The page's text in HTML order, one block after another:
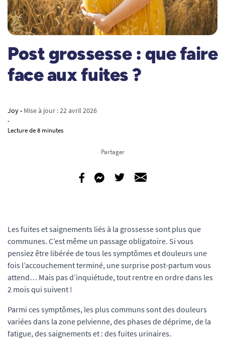
Post grossesse : que faire
face aux fuites ?
Joy• Mise à jour :22 avril 2026
-
Lecture de 8 minutes
Partager
Les fuites et saignements liés à la grossesse sont plus que
communes. C’est même un passage obligatoire. Si vous
pensiez être libérée de tous les symptômes et douleurs une
fois l’accouchement terminé, une surprise post-partum vous
attend… Mais pas d’inquiétude, tout rentre en ordre dans les
2 mois qui suivent !
Parmi ces symptômes, les plus communs sont des douleurs
variées dans la zone pelvienne, des phases de déprime, de la
fatigue, des saignements et : des fuites urinaires.